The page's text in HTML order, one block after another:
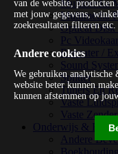
Multimedia
Multimedia
Optical Disk
Pc
Repeater /
Sound
Splitter
Tuners En
Vaste
Vaste
Onderwijs &
Andere
van de website,
met jouw gegevens,
zoekresultaten filteren etc.
Andere cookies
We gebruiken
website beter kunnen
kunnen afstemmen op